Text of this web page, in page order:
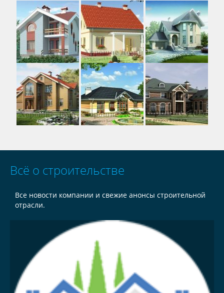
Всё о строительстве
Все новости компании и свежие анонсы строительной
отрасли.